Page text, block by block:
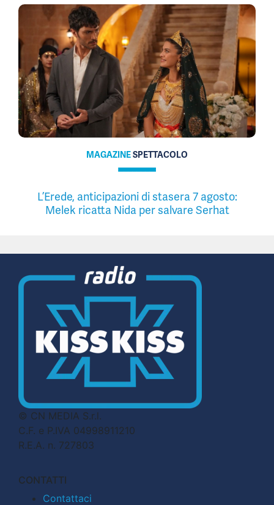
MAGAZINESPETTACOLO
L’Erede, anticipazioni di stasera 7 agosto:
Melek ricatta Nida per salvare Serhat
© CN MEDIA S.r.l.
C.F. e P.IVA 04998911210
R.E.A. n. 727803
CONTATTI
Contattaci